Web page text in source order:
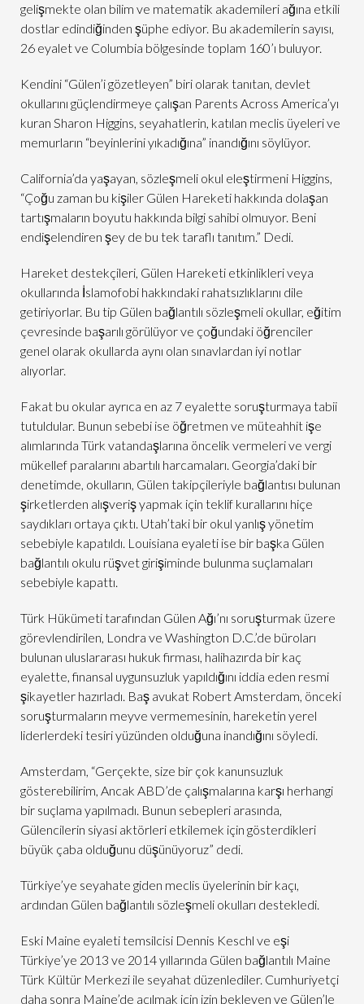
gelişmekte olan bilim ve matematik akademileri ağına etkili
dostlar edindiğinden şüphe ediyor. Bu akademilerin sayısı,
26 eyalet ve Columbia bölgesinde toplam 160’ı buluyor.
Kendini “Gülen’i gözetleyen” biri olarak tanıtan, devlet
okullarını güçlendirmeye çalışan Parents Across America’yı
kuran Sharon Higgins, seyahatlerin, katılan meclis üyeleri ve
memurların “beyinlerini yıkadığına” inandığını söylüyor.
California’da yaşayan, sözleşmeli okul eleştirmeni Higgins,
“Çoğu zaman bu kişiler Gülen Hareketi hakkında dolaşan
tartışmaların boyutu hakkında bilgi sahibi olmuyor. Beni
endişelendiren şey de bu tek taraflı tanıtım.” Dedi.
Hareket destekçileri, Gülen Hareketi etkinlikleri veya
okullarında İslamofobi hakkındaki rahatsızlıklarını dile
getiriyorlar. Bu tip Gülen bağlantılı sözleşmeli okullar, eğitim
çevresinde başarılı görülüyor ve çoğundaki öğrenciler
genel olarak okullarda aynı olan sınavlardan iyi notlar
alıyorlar.
Fakat bu okular ayrıca en az 7 eyalette soruşturmaya tabii
tutuldular. Bunun sebebi ise öğretmen ve müteahhit işe
alımlarında Türk vatandaşlarına öncelik vermeleri ve vergi
mükellef paralarını abartılı harcamaları. Georgia’daki bir
denetimde, okulların, Gülen takipçileriyle bağlantısı bulunan
şirketlerden alışveriş yapmak için teklif kurallarını hiçe
saydıkları ortaya çıktı. Utah’taki bir okul yanlış yönetim
sebebiyle kapatıldı. Louisiana eyaleti ise bir başka Gülen
bağlantılı okulu rüşvet girişiminde bulunma suçlamaları
sebebiyle kapattı.
Türk Hükümeti tarafından Gülen Ağı’nı soruşturmak üzere
görevlendirilen, Londra ve Washington D.C.’de büroları
bulunan uluslararası hukuk firması, halihazırda bir kaç
eyalette, finansal uygunsuzluk yapıldığını iddia eden resmi
şikayetler hazırladı. Baş avukat Robert Amsterdam, önceki
soruşturmaların meyve vermemesinin, hareketin yerel
liderlerdeki tesiri yüzünden olduğuna inandığını söyledi.
Amsterdam, “Gerçekte, size bir çok kanunsuzluk
gösterebilirim, Ancak ABD’de çalışmalarına karşı herhangi
bir suçlama yapılmadı. Bunun sebepleri arasında,
Gülencilerin siyasi aktörleri etkilemek için gösterdikleri
büyük çaba olduğunu düşünüyoruz” dedi.
Türkiye’ye seyahate giden meclis üyelerinin bir kaçı,
ardından Gülen bağlantılı sözleşmeli okulları destekledi.
Eski Maine eyaleti temsilcisi Dennis Keschl ve eşi
Türkiye’ye 2013 ve 2014 yıllarında Gülen bağlantılı Maine
Türk Kültür Merkezi ile seyahat düzenlediler. Cumhuriyetçi
daha sonra Maine’de açılmak için izin bekleyen ve Gülen’le